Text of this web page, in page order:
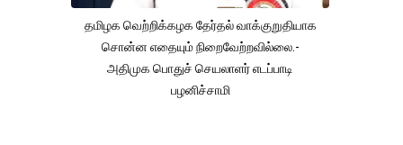
தமிழக வெற்றிக்கழக தேர்தல் வாக்குறுதியாக
சொன்ன எதையும் நிறைவேற்றவில்லை.-
அதிமுக பொதுச் செயலாளர் எடப்பாடி
பழனிச்சாமி